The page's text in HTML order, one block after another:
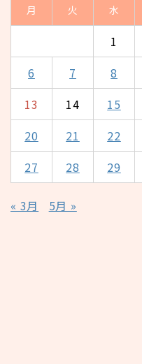
月
火 水
1
6
7 8
13
14 15
20
21 22
27
28 29
« 3月 5月 »